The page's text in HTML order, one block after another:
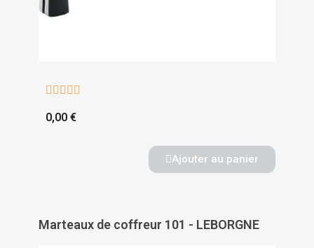
    
0,00 €
Ajouter au panier
Marteaux de coffreur 101 - LEBORGNE